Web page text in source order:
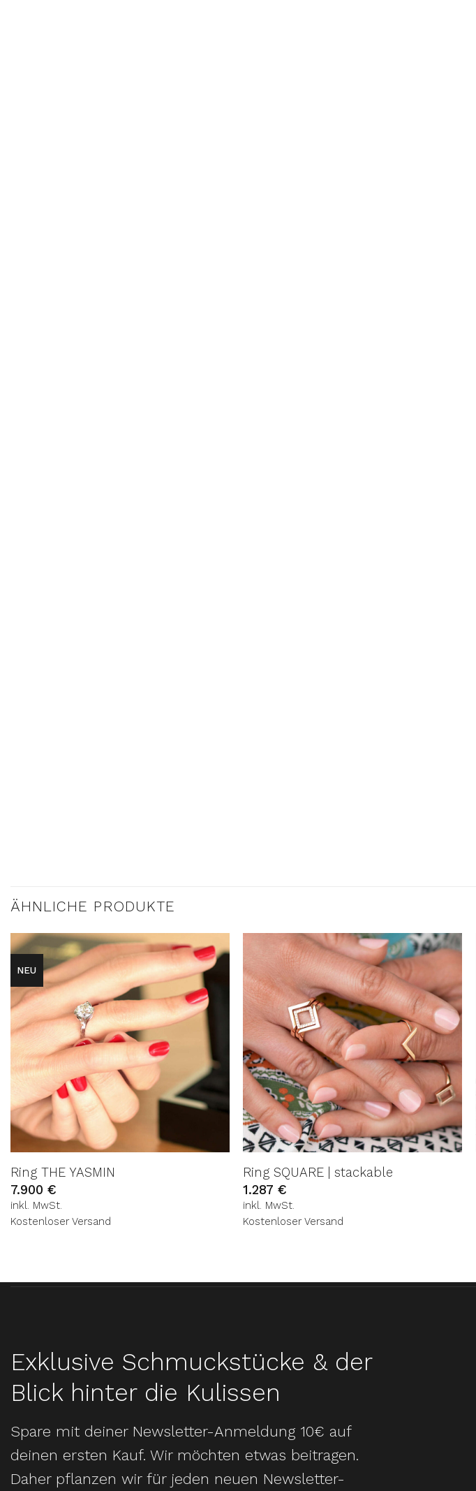
ÄHNLICHE PRODUKTE
NEU
AUF DIE
WUNSCHLISTE
Ring THE YASMIN
7.900 €
inkl. MwSt.
Kostenloser Versand
AUF DIE
WUNSCHLISTE
Ring SQUARE | stackable
1.287€
inkl. MwSt.
Kostenloser Versand
Exklusive Schmuckstücke & der
Blick hinter die Kulissen
Spare mit deiner Newsletter-Anmeldung 10€ auf
deinen ersten Kauf. Wir möchten etwas beitragen.
Daher pflanzen wir für jeden neuen Newsletter-